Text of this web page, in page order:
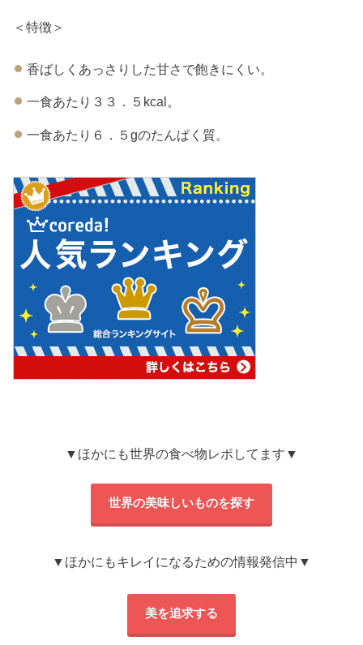
＜特徴＞
香ばしくあっさりした甘さで飽きにくい。
一食あたり３３．５kcal。
一食あたり６．５gのたんぱく質。
▼ほかにも世界の食べ物レポしてます▼
世界の美味しいものを探す
▼ほかにもキレイになるための情報発信中▼
美を追求する